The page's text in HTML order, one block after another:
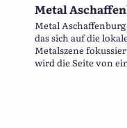
Metal
Metal
das sich auf die
Metalszene
wird die Seite von